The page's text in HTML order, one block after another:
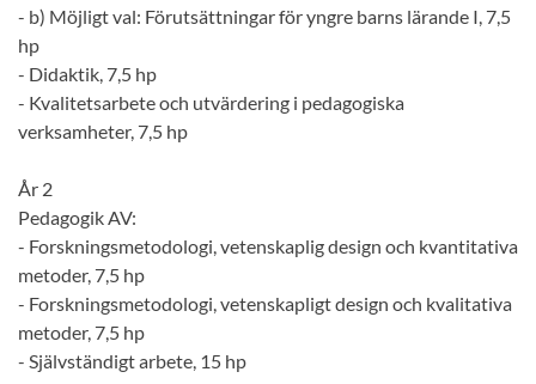
- b) Möjligt val: Förutsättningar för yngre barns lärande I, 7,5
hp
- Didaktik, 7,5 hp
- Kvalitetsarbete och utvärdering i pedagogiska
verksamheter, 7,5 hp
År 2
Pedagogik AV:
- Forskningsmetodologi, vetenskaplig design och kvantitativa
metoder, 7,5 hp
- Forskningsmetodologi, vetenskapligt design och kvalitativa
metoder, 7,5 hp
- Självständigt arbete, 15 hp